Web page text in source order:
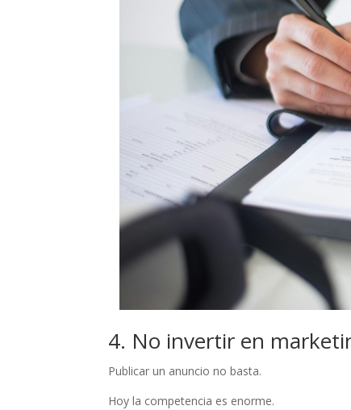
4. No invertir en
Publicar un anuncio no basta.
Hoy la competencia es enorme.